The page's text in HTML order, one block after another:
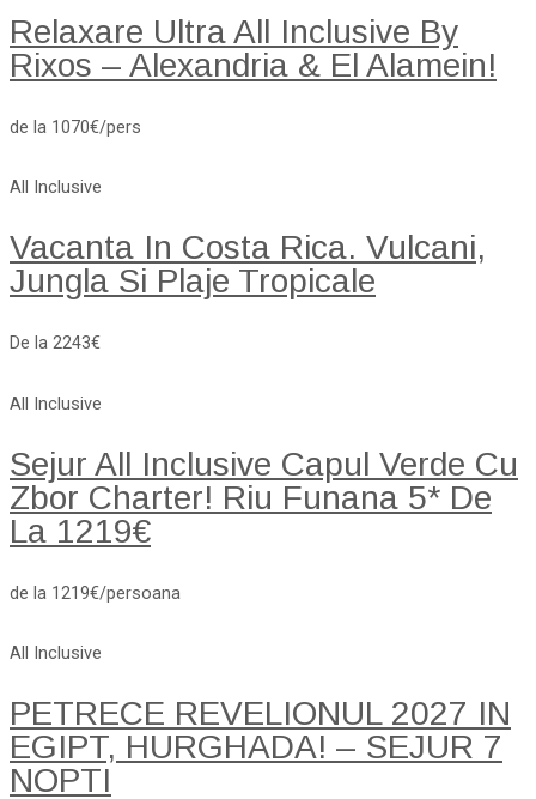
Relaxare Ultra All Inclusive By
Rixos – Alexandria & El Alamein!
de la 1070€/pers
All Inclusive
Vacanta In Costa Rica. Vulcani,
Jungla Si Plaje Tropicale
De la 2243€
All Inclusive
Sejur All Inclusive Capul Verde Cu
Zbor Charter! Riu Funana 5* De
La 1219€
de la 1219€/persoana
All Inclusive
PETRECE REVELIONUL 2027 IN
EGIPT, HURGHADA! – SEJUR 7
NOPTI